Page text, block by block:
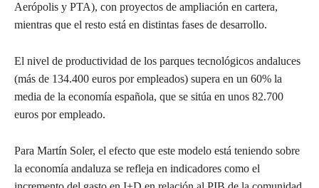
Aerópolis y PTA), con proyectos de ampliación en cartera,
mientras que el resto está en distintas fases de desarrollo.
El nivel de productividad de los parques tecnológicos andaluces
(más de 134.400 euros por empleados) supera en un 60% la
media de la economía española, que se sitúa en unos 82.700
euros por empleado.
Para Martín Soler, el efecto que este modelo está teniendo sobre
la economía andaluza se refleja en indicadores como el